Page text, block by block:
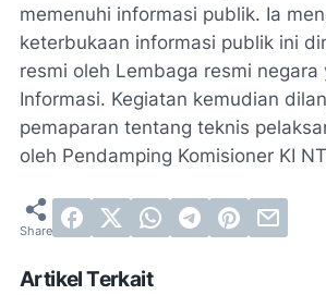
memenuhi informasi publik. Ia
keterbukaan informasi publik ini
resmi oleh Lembaga resmi negara
Informasi. Kegiatan kemudian
pemaparan tentang teknis
oleh Pendamping Komisioner KI
Artikel Terkait